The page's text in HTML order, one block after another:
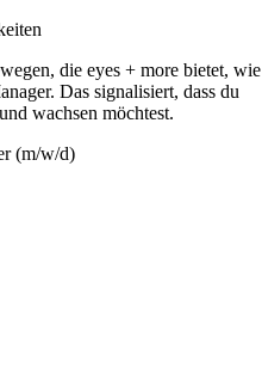
die eyes + more bietet, wie
Das signalisiert, dass du
wachsen möchtest.
(m/w/d)